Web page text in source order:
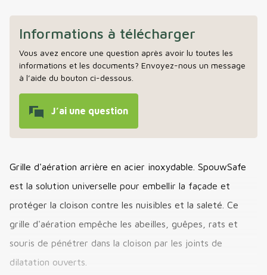
Informations à télécharger
Vous avez encore une question après avoir lu toutes les
informations et les documents? Envoyez-nous un message
à l’aide du bouton ci-dessous.
J’ai une question
Grille d'aération arrière en acier inoxydable. SpouwSafe
est la solution universelle pour embellir la façade et
protéger la cloison contre les nuisibles et la saleté. Ce
grille d'aération empêche les abeilles, guêpes, rats et
souris de pénétrer dans la cloison par les joints de
dilatation ouverts.